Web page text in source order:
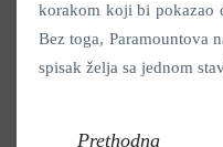
korakom koji bi pokazao
Bez toga, Paramountova
spisak želja sa jednom
Prethodna